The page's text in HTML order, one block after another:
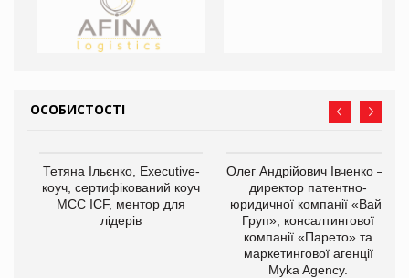
ОСОБИСТОСТІ
Тетяна Ільєнко, Executive-
коуч, сертифікований коуч
МСС ICF, ментор для
лідерів
Олег Андрійович Івченко —
директор патентно-
юридичної компанії «Вайз
Груп», консалтингової
компанії «Парето» та
маркетингової агенції
Myka Agency.